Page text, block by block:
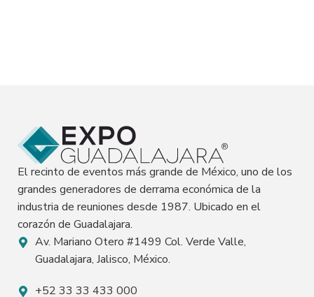
El recinto de eventos más grande de México, uno de los
grandes generadores de derrama económica de la
industria de reuniones desde 1987. Ubicado en el
corazón de Guadalajara.
Av. Mariano Otero #1499 Col. Verde Valle,
Guadalajara, Jalisco, México.
+52 33 33 433 000